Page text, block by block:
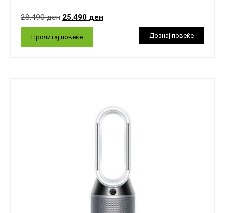
28.490ден 25.490 ден
Прочитај повеќе